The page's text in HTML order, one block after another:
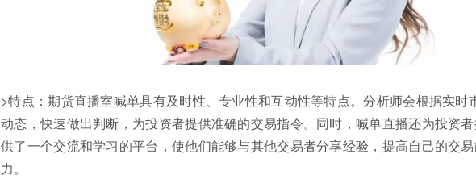
>特点：期货直播室喊单具有及时性、专业性和互动性等特点。分析师会根据实时
动态，快速做出判断，为投资者提供准确的交易指令。同时，喊单直播还为投资
供了一个交流和学习的平台，使他们能够与其他交易者分享经验，提高自己的交
力。